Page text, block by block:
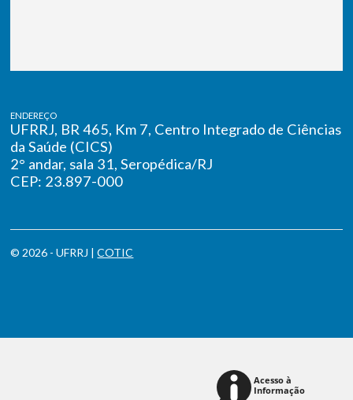
ENDEREÇO
UFRRJ, BR 465, Km 7, Centro Integrado de Ciências
da Saúde (CICS)
2° andar, sala 31, Seropédica/RJ
CEP: 23.897-000
© 2026 - UFRRJ |COTIC